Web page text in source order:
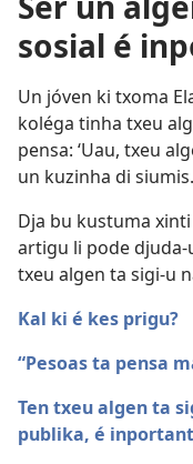
sosial é
Un jóven ki txoma
koléga tinha txeu
pensa: ‘Uau, txeu
un kuzinha di
Dja bu kustuma
artigu li pode
txeu algen ta sigi-u
Kal ki é kes prigu?
“Pesoas ta pensa
Ten txeu algen ta
publika, é